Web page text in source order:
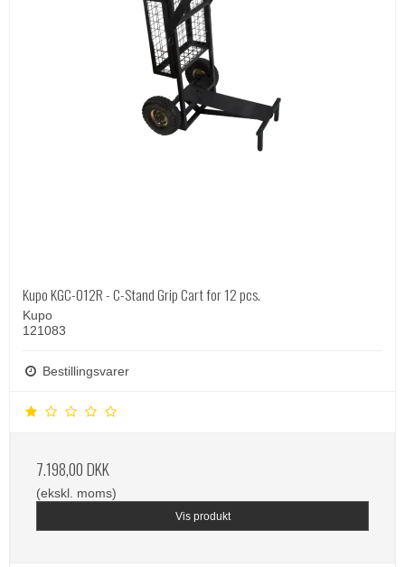
Kupo KGC-012R - C-Stand Grip Cart for 12 pcs.
Kupo
121083
Bestillingsvarer
7.198,00 DKK
(ekskl. moms)
Vis produkt